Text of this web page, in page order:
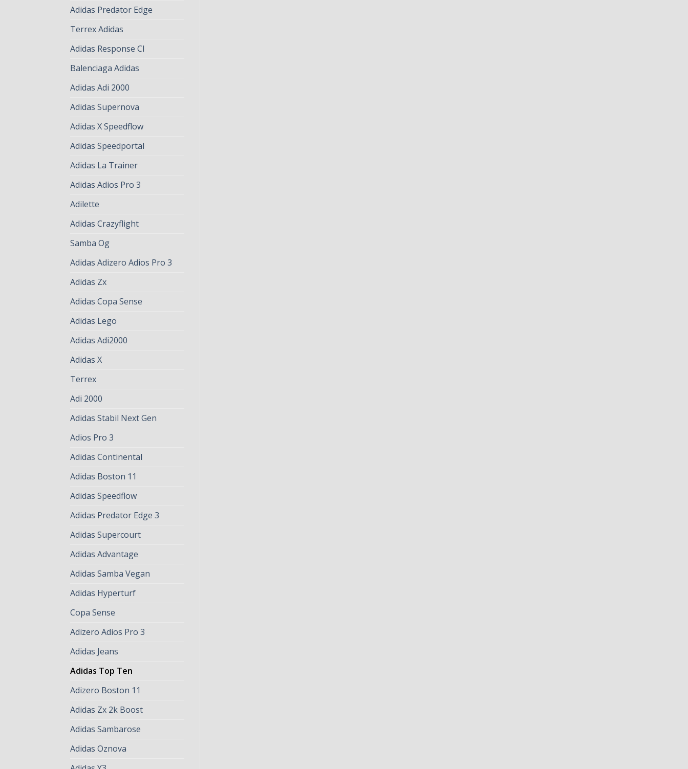
Adidas Predator Edge
Terrex Adidas
Adidas Response Cl
Balenciaga Adidas
Adidas Adi 2000
Adidas Supernova
Adidas X Speedflow
Adidas Speedportal
Adidas La Trainer
Adidas Adios Pro 3
Adilette
Adidas Crazyflight
Samba Og
Adidas Adizero Adios Pro 3
Adidas Zx
Adidas Copa Sense
Adidas Lego
Adidas Adi2000
Adidas X
Terrex
Adi 2000
Adidas Stabil Next Gen
Adios Pro 3
Adidas Continental
Adidas Boston 11
Adidas Speedflow
Adidas Predator Edge 3
Adidas Supercourt
Adidas Advantage
Adidas Samba Vegan
Adidas Hyperturf
Copa Sense
Adizero Adios Pro 3
Adidas Jeans
Adidas Top Ten
Adizero Boston 11
Adidas Zx 2k Boost
Adidas Sambarose
Adidas Oznova